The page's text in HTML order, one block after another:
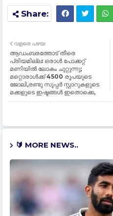
വളരെ പഴയ
ആഡംബരത്തോട് തീരെ
പ്രിയമില്ല: ഒരാള്‍ പോക്കറ്റ്
മണിയില്‍ ലോകം ചുറ്റുന്നു;
മറ്റൊരാള്‍ക്ക് 4500 രൂപയുടെ
ജോലി,രണ്ടു സൂപ്പര്‍ സ്റ്റാറുകളുടെ
മക്കളുടെ ഇഷ്ടങ്ങൾ ഇതൊക്കെ,
🔰 MORE NEWS..